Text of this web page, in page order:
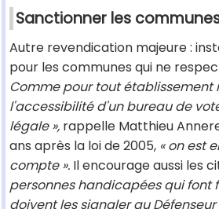
Sanctionner les
Autre revendication majeure :
pour les communes qui ne
Comme pour tout
l'accessibilité d'un bureau de
légale », rappelle Matthieu
ans après la loi de 2005, « on est
compte ». Il encourage aussi les
personnes handicapées qui font
doivent les signaler au